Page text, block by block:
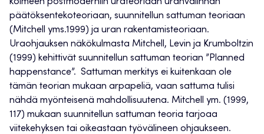
päätöksentekoteoriaan, suunnitellun sattuman teoriaan
(Mitchell yms.1999) ja uran rakentamisteoriaan.
Uraohjauksen näkökulmasta Mitchell, Levin ja Krumboltzin
(1999) kehittivät suunnitellun sattuman teorian ”Planned
happenstance”. Sattuman merkitys ei kuitenkaan ole
tämän teorian mukaan arpapeliä, vaan sattuma tulisi
nähdä myönteisenä mahdollisuutena. Mitchell ym. (1999,
117) mukaan suunnitellun sattuman teoria tarjoaa
viitekehyksen tai oikeastaan työvälineen ohjaukseen.